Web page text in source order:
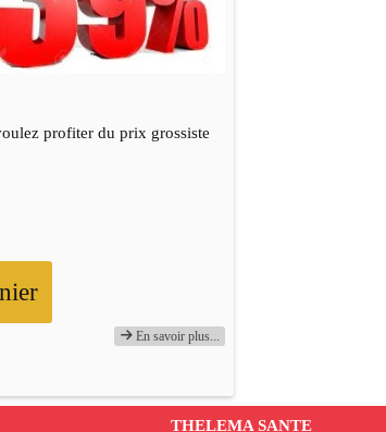
profiter du prix grossiste
En savoir plus...
THELEMA SANTE